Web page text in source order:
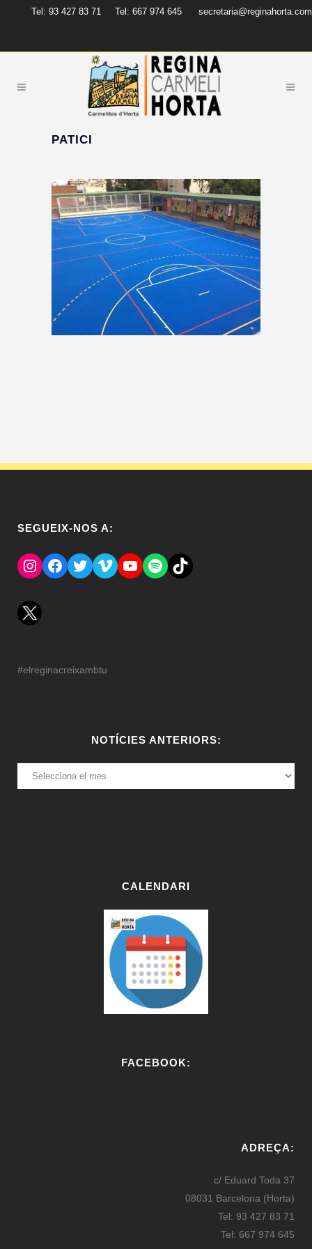
Tel: 93 427 83 71 Tel: 667 974 645 secretaria@reginahorta.com
PATICI
SEGUEIX-NOS A:
Instagram
Facebook
TwitterVimeoYouTube
SpotifyEl Tik Tok del Regina.
#elreginacreixambtu
NOTÍCIES ANTERIORS:
NOTÍCIES
ANTERIORS:
CALENDARI
FACEBOOK:
ADREÇA:
c/ Eduard Toda 37
08031 Barcelona (Horta)
Tel: 93 427 83 71
Tel: 667 974 645